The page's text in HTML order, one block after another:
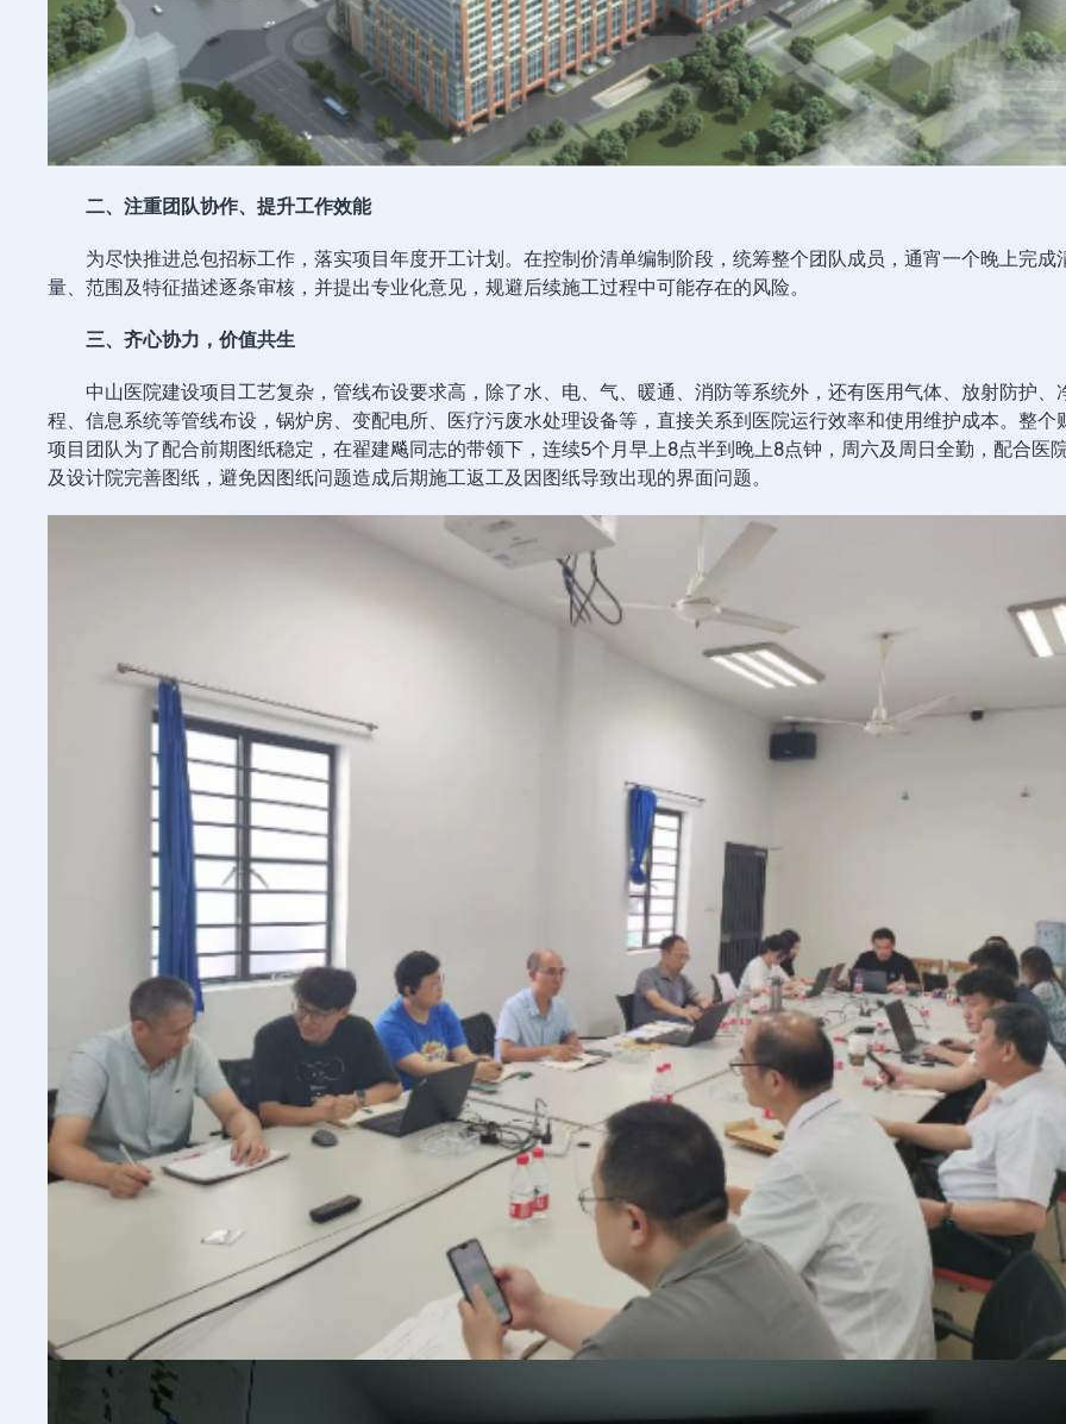
二、注重团队协作、提升工作效能
为尽快推进总包招标工作，落实项目年度开工计划。在控制价清单编制阶段，统筹整个团队成员，通宵一个晚上完成
量、范围及特征描述逐条审核，并提出专业化意见，规避后续施工过程中可能存在的风险。
三、齐心协力，价值共生
中山医院建设项目工艺复杂，管线布设要求高，除了水、电、气、暖通、消防等系统外，还有医用气体、放射防护、
程、信息系统等管线布设，锅炉房、变配电所、医疗污废水处理设备等，直接关系到医院运行效率和使用维护成本。整个
项目团队为了配合前期图纸稳定，在翟建飚同志的带领下，连续5个月早上8点半到晚上8点钟，周六及周日全勤，配合医
及设计院完善图纸，避免因图纸问题造成后期施工返工及因图纸导致出现的界面问题。